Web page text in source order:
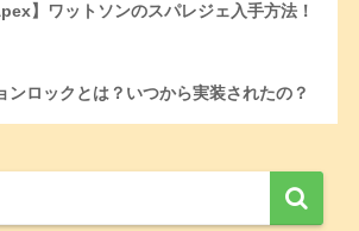
】ワットソンのスパレジェ入手方法！
ンロックとは？いつから実装されたの？